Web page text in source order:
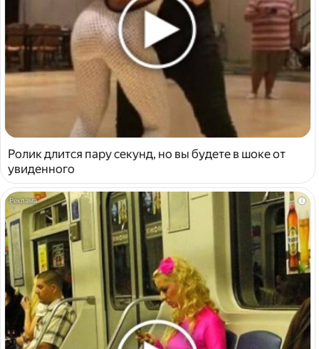
Ролик длится пару секунд, но вы будете в шоке от
увиденного
i